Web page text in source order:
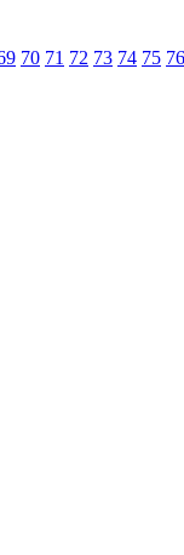
70 71 72 73 74 75 76